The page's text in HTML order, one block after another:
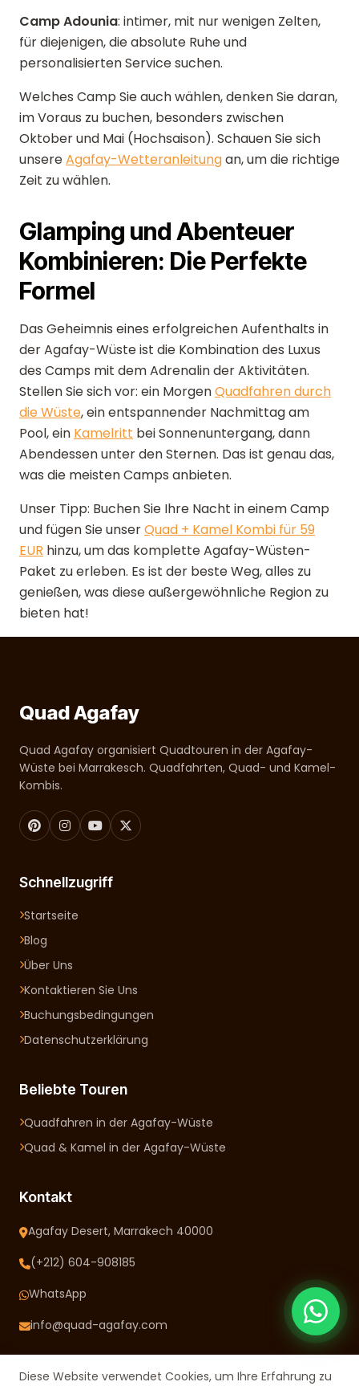
Camp Adounia: intimer, mit nur wenigen Zelten,
für diejenigen, die absolute Ruhe und
personalisierten Service suchen.
Welches Camp Sie auch wählen, denken Sie daran,
im Voraus zu buchen, besonders zwischen
Oktober und Mai (Hochsaison). Schauen Sie sich
unsereAgafay-Wetteranleitungan, um die richtige
Zeit zu wählen.
Glamping und Abenteuer
Kombinieren: Die Perfekte
Formel
Das Geheimnis eines erfolgreichen Aufenthalts in
der Agafay-Wüste ist die Kombination des Luxus
des Camps mit dem Adrenalin der Aktivitäten.
Stellen Sie sich vor: ein MorgenQuadfahren durch
die Wüste, ein entspannender Nachmittag am
Pool, ein Kamelritt bei Sonnenuntergang, dann
Abendessen unter den Sternen. Das ist genau das,
was die meisten Camps anbieten.
Unser Tipp: Buchen Sie Ihre Nacht in einem Camp
und fügen Sie unserQuad + Kamel Kombi für 59
EUR hinzu, um das komplette Agafay-Wüsten-
Paket zu erleben. Es ist der beste Weg, alles zu
genießen, was diese außergewöhnliche Region zu
bieten hat!
Quad Agafay
Quad Agafay organisiert Quadtouren in der Agafay-
Wüste bei Marrakesch. Quadfahrten, Quad- und Kamel-
Kombis.
Schnellzugriff
Startseite
Blog
Über Uns
Kontaktieren Sie Uns
Buchungsbedingungen
Datenschutzerklärung
Beliebte Touren
Quadfahren in der Agafay-Wüste
Quad & Kamel in der Agafay-Wüste
Kontakt
Agafay Desert, Marrakech 40000
(+212) 604-908185
WhatsApp
info@quad-agafay.com
Diese Website verwendet Cookies, um Ihre Erfahrung zu